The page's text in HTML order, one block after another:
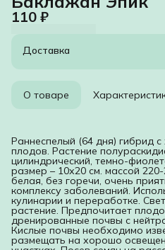
110 ₽
Доставка
О товаре
Раннеспелый (64 дня) гибрид
плодов. Растение
цилиндрический, темно-
размер – 10х20 см. массой
белая, без горечи, очень
комплексу заболеваний.
кулинарии и переработке.
растение. Предпочитает
дренированные почвы с
Кислые почвы необходимо
размещать на хорошо